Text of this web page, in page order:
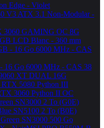
Edge - Violet
V3 ATX 3.1 Non-Modular -
3060 GAMING OC 8G
LCD Blanc - 360 mm
- 16 Go 6000 MHz - CAS
16 Go 6000 MHz - CAS 38
XT DUAL 16G
RTX 5080 Python III
3060 Python II OC
SN3000 2 To (G0E)
SN5100 2 To (B0E)
SN3000 500 Go